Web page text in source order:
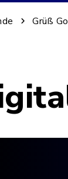
Grüß